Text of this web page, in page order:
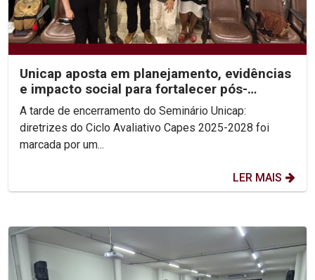
Unicap aposta em planejamento, evidências
e impacto social para fortalecer pós-
graduação
A tarde de encerramento do Seminário Unicap:
diretrizes do Ciclo Avaliativo Capes 2025-2028 foi
marcada por um...
LER MAIS